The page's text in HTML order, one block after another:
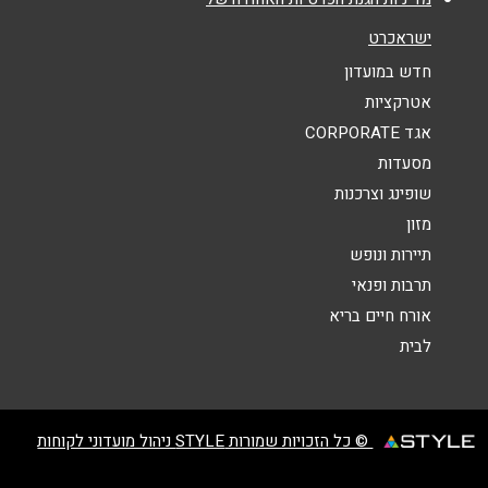
אנא חזרו אלי בקשר ל...
הודעה
ישראכרט
חדש במועדון
אטרקציות
אגד CORPORATE
מסעדות
שופינג וצרכנות
מזון
תיירות ונופש
תרבות ופנאי
אורח חיים בריא
לבית
© כל הזכויות שמורות STYLE ניהול מועדוני לקוחות